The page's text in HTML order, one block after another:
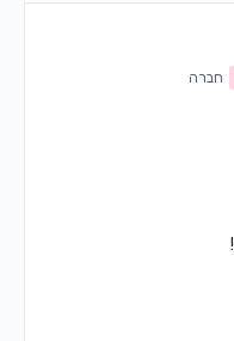
חברה